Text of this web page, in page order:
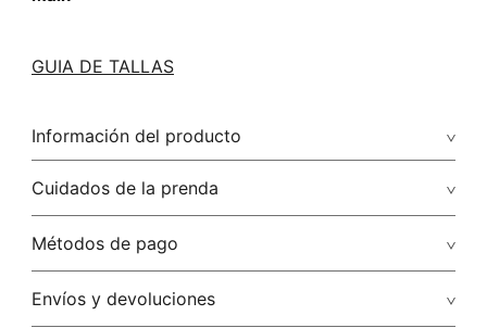
GUIA DE TALLAS
Información del producto
Cuidados de la prenda
Métodos de pago
Tarjetas de crédito: Visa, Dinners, Master Card y American
Envíos y devoluciones